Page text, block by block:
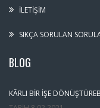
İLETIŞIM
SIKÇA SORULAN
BLOG
KÂRLI BIR İŞE